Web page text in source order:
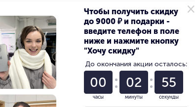
×
Чтобы получить скидку
до 9000 ₽ и подарки -
введите телефон в поле
ниже и нажмите кнопку
"Хочу скидку"
До окончания акции осталось:
00
часы
02
минуты
53
секунды